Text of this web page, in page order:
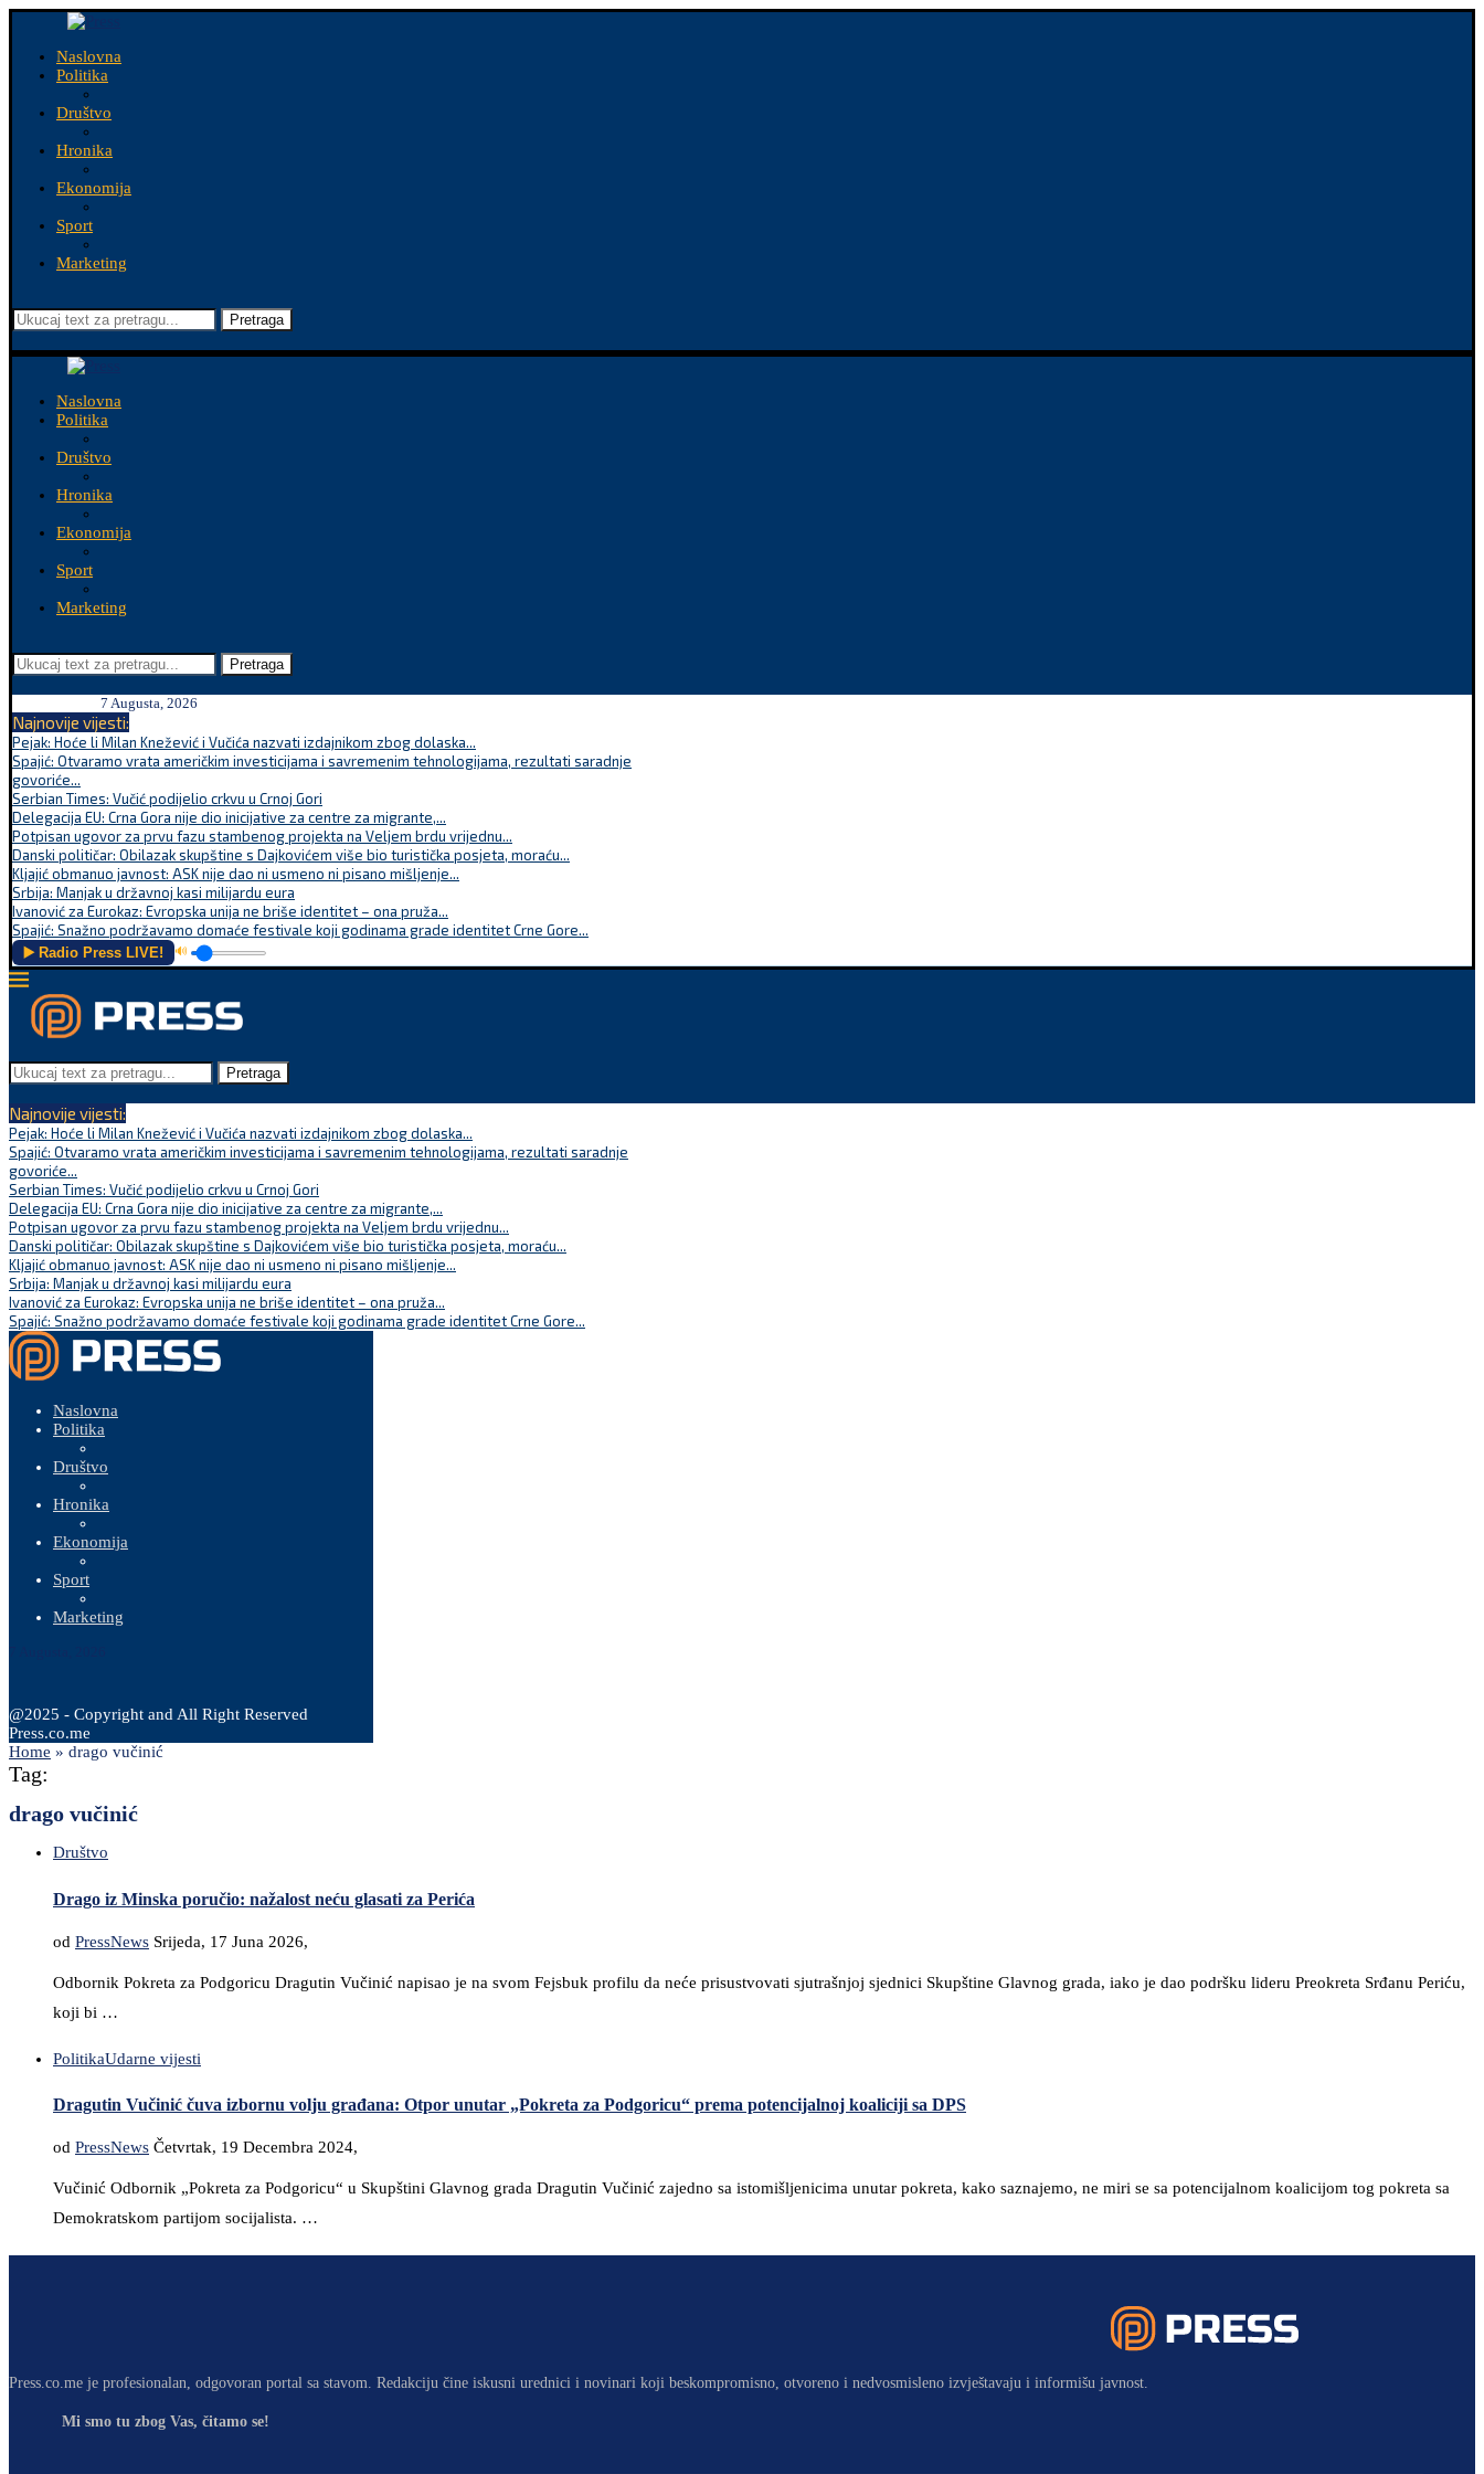
Naslovna
Politika
Društvo
Hronika
Ekonomija
Sport
Marketing
Pretraga
Naslovna
Politika
Društvo
Hronika
Ekonomija
Sport
Marketing
Pretraga
7 Augusta, 2026
Najnovije vijesti:
Pejak: Hoće li Milan Knežević i Vučića nazvati izdajnikom zbog dolaska...
Spajić: Otvaramo vrata američkim investicijama i savremenim tehnologijama, rezultati saradnje
govoriće...
Serbian Times: Vučić podijelio crkvu u Crnoj Gori
Delegacija EU: Crna Gora nije dio inicijative za centre za migrante,...
Potpisan ugovor za prvu fazu stambenog projekta na Veljem brdu vrijednu...
Danski političar: Obilazak skupštine s Dajkovićem više bio turistička posjeta, moraću...
Kljajić obmanuo javnost: ASK nije dao ni usmeno ni pisano mišljenje...
Srbija: Manjak u državnoj kasi milijardu eura
Ivanović za Eurokaz: Evropska unija ne briše identitet – ona pruža...
Spajić: Snažno podržavamo domaće festivale koji godinama grade identitet Crne Gore...
▶️ Radio Press LIVE! 🔊
Pretraga
Najnovije vijesti:
Pejak: Hoće li Milan Knežević i Vučića nazvati izdajnikom zbog dolaska...
Spajić: Otvaramo vrata američkim investicijama i savremenim tehnologijama, rezultati saradnje
govoriće...
Serbian Times: Vučić podijelio crkvu u Crnoj Gori
Delegacija EU: Crna Gora nije dio inicijative za centre za migrante,...
Potpisan ugovor za prvu fazu stambenog projekta na Veljem brdu vrijednu...
Danski političar: Obilazak skupštine s Dajkovićem više bio turistička posjeta, moraću...
Kljajić obmanuo javnost: ASK nije dao ni usmeno ni pisano mišljenje...
Srbija: Manjak u državnoj kasi milijardu eura
Ivanović za Eurokaz: Evropska unija ne briše identitet – ona pruža...
Spajić: Snažno podržavamo domaće festivale koji godinama grade identitet Crne Gore...
Naslovna
Politika
Društvo
Hronika
Ekonomija
Sport
Marketing
@2025 - Copyright and All Right Reserved
Press.co.me
Home » drago vučinić
Tag:
drago vučinić
Društvo
Drago iz Minska poručio: nažalost neću glasati za Perića
od PressNews Srijeda, 17 Juna 2026,
Odbornik Pokreta za Podgoricu Dragutin Vučinić napisao je na svom Fejsbuk profilu da neće prisustvovati sjutrašnjoj sjednici Skupštine Glavnog grada, iako je dao podršku lideru Preokreta Srđanu Periću,
koji bi …
PolitikaUdarne vijesti
Dragutin Vučinić čuva izbornu volju građana: Otpor unutar „Pokreta za Podgoricu“ prema potencijalnoj koaliciji sa DPS
od PressNews Četvrtak, 19 Decembra 2024,
Vučinić Odbornik „Pokreta za Podgoricu“ u Skupštini Glavnog grada Dragutin Vučinić zajedno sa istomišljenicima unutar pokreta, kako saznajemo, ne miri se sa potencijalnom koalicijom tog pokreta sa
Demokratskom partijom socijalista. …
Press.co.me je profesionalan, odgovoran portal sa stavom. Redakciju čine iskusni urednici i novinari koji beskompromisno, otvoreno i nedvosmisleno izvještavaju i informišu javnost.
Mi smo tu zbog Vas, čitamo se!